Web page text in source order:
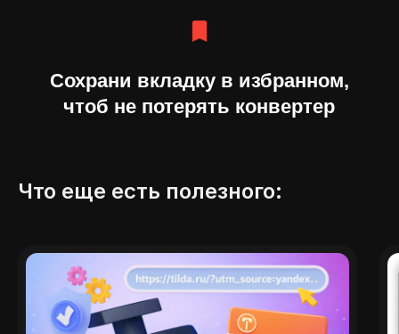
Что еще есть полезного:
ИНН: 644910511905